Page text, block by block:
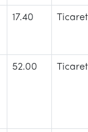
17.40
52.00